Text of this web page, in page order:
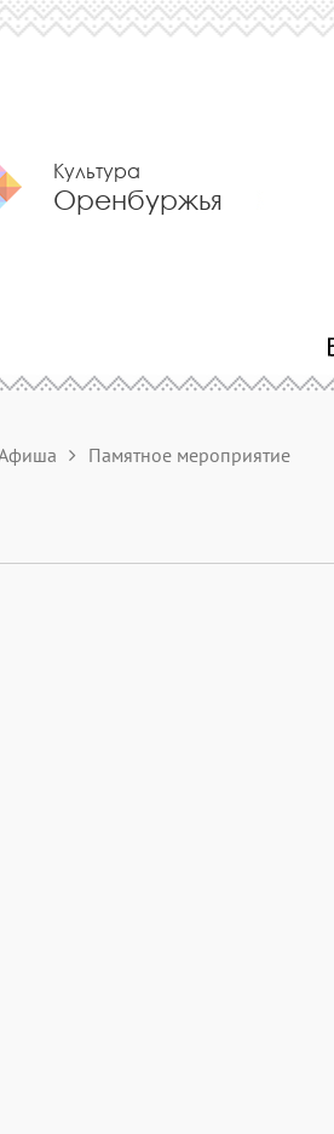
Культура
Оренбуржья
Памятное мероприятие